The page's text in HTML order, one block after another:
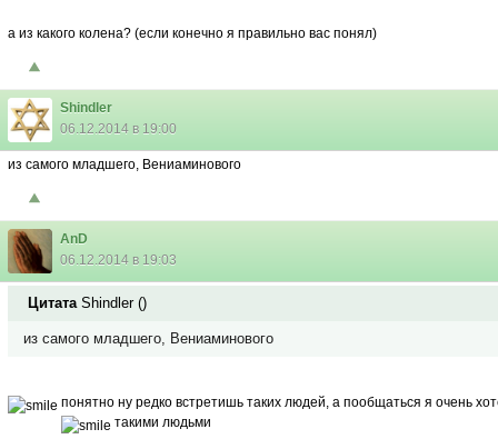
а из какого колена? (если конечно я правильно вас понял)
Shindler
06.12.2014 в 19:00
из самого младшего, Вениаминового
AnD
06.12.2014 в 19:03
Цитата Shindler()
из самого младшего, Вениаминового
понятно ну редко встретишь таких людей, а пообщаться я очень
такими людьми